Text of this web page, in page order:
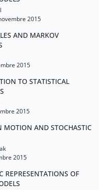
2015
AND MARKOV
2015
TO STATISTICAL
2015
MOTION AND STOCHASTIC
2015
REPRESENTATIONS OF